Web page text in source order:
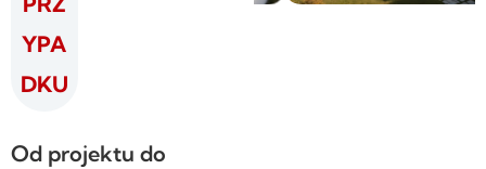
YPA
DKU
Od projektu do